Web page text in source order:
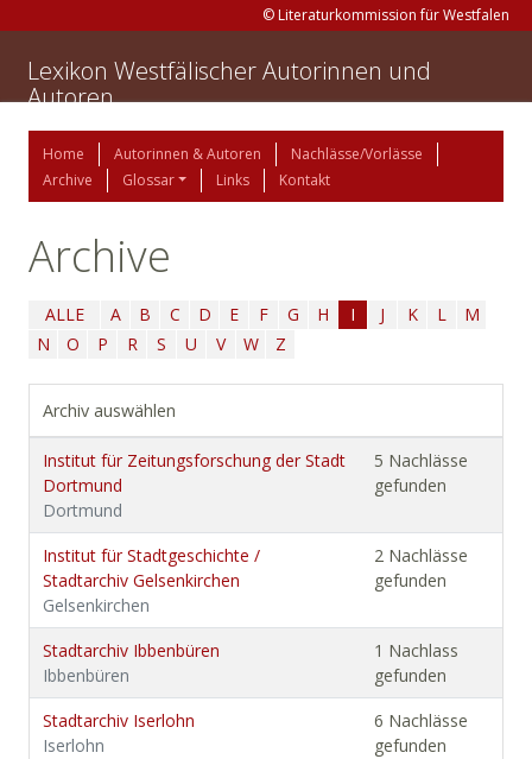
© Literaturkommission für Westfalen
Lexikon Westfälischer Autorinnen und
Autoren
Home Autorinnen & Autoren
Nachlässe/Vorlässe
Archive
Glossar Links Kontakt
Archive
ALLE A B C D E F G H I J K L
M
N
O P R S U V W Z
Archiv auswählen
Institut für Zeitungsforschung der Stadt
Dortmund
Dortmund
5 Nachlässe
gefunden
Institut für Stadtgeschichte /
Stadtarchiv Gelsenkirchen
Gelsenkirchen
2 Nachlässe
gefunden
Stadtarchiv Ibbenbüren
Ibbenbüren
1 Nachlass
gefunden
Stadtarchiv Iserlohn
Iserlohn
6 Nachlässe
gefunden